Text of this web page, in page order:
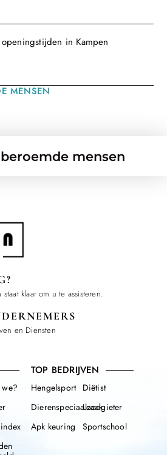
in Kampen
MENSEN
mensen
klaar om u te assisteren.
en Diensten
TOP BEDRIJVEN
Hengelsport
Dierenspeciaalzaak
Apk keuring
Diëtist
Loodgieter
Sportschool